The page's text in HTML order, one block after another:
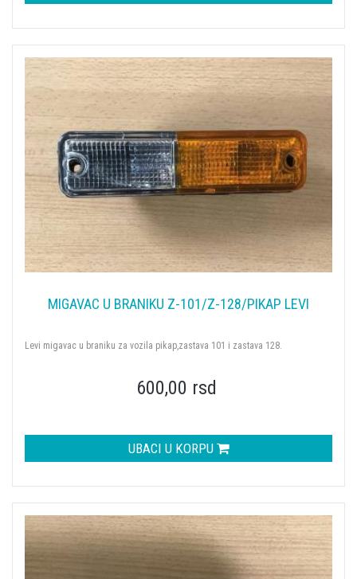
MIGAVAC U BRANIKU Z-101/Z-128/PIKAP LEVI
Levi migavac u braniku za vozila pikap,zastava 101 i zastava 128.
600,00 rsd
UBACI U KORPU